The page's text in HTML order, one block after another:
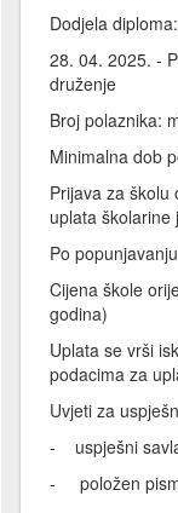
Dodjela diploma:
28. 04. 2025. -
druženje
Broj polaznika:
Minimalna dob
Prijava za školu
uplata školarine
Po
Cijena škole
godina)
Uplata se vrši
podacima za
Uvjeti za
- uspješni
- položen